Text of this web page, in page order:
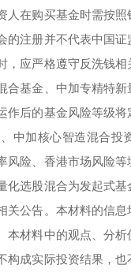
人在购买基金时需按
的注册并不代表中国
，应严格遵守反洗钱
合基金、中加专精特
作后的基金风险等级
中加核心智造混合投
风险、香港市场风险
化选股混合为发起式
关公告。本材料的信
本材料中的观点、分
构成实际投资结果，